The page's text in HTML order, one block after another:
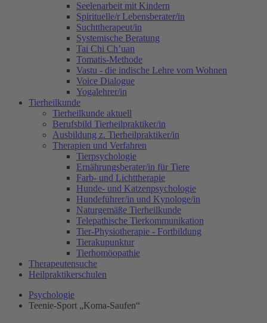
Seelenarbeit mit Kindern
Spirituelle/r Lebensberater/in
Suchttherapeut/in
Systemische Beratung
Tai Chi Ch’uan
Tomatis-Methode
Vastu - die indische Lehre vom Wohnen
Voice Dialogue
Yogalehrer/in
Tierheilkunde
Tierheilkunde aktuell
Berufsbild Tierheilpraktiker/in
Ausbildung z. Tierheilpraktiker/in
Therapien und Verfahren
Tierpsychologie
Ernährungsberater/in für Tiere
Farb- und Lichttherapie
Hunde- und Katzenpsychologie
Hundeführer/in und Kynologe/in
Naturgemäße Tierheilkunde
Telepathische Tierkommunikation
Tier-Physiotherapie - Fortbildung
Tierakupunktur
Tierhomöopathie
Therapeutensuche
Heilpraktikerschulen
Psychologie
Teenie-Sport „Koma-Saufen“